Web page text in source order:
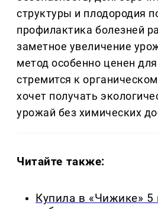
структуры и плодородия
профилактика болезней
заметное увеличение
метод особенно ценен для
стремится к
хочет получать
урожай без химических
Читайте также:
Купила в «Чижике»